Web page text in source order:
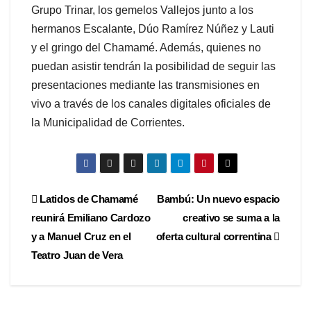
Grupo Trinar, los gemelos Vallejos junto a los
hermanos Escalante, Dúo Ramírez Núñez y Lauti
y el gringo del Chamamé. Además, quienes no
puedan asistir tendrán la posibilidad de seguir las
presentaciones mediante las transmisiones en
vivo a través de los canales digitales oficiales de
la Municipalidad de Corrientes.
Navegación
de
entradas
Bambú: Un nuevo espacio
creativo se suma a la
oferta cultural correntina
Latidos de Chamamé
reunirá Emiliano Cardozo
y a Manuel Cruz en el
Teatro Juan de Vera